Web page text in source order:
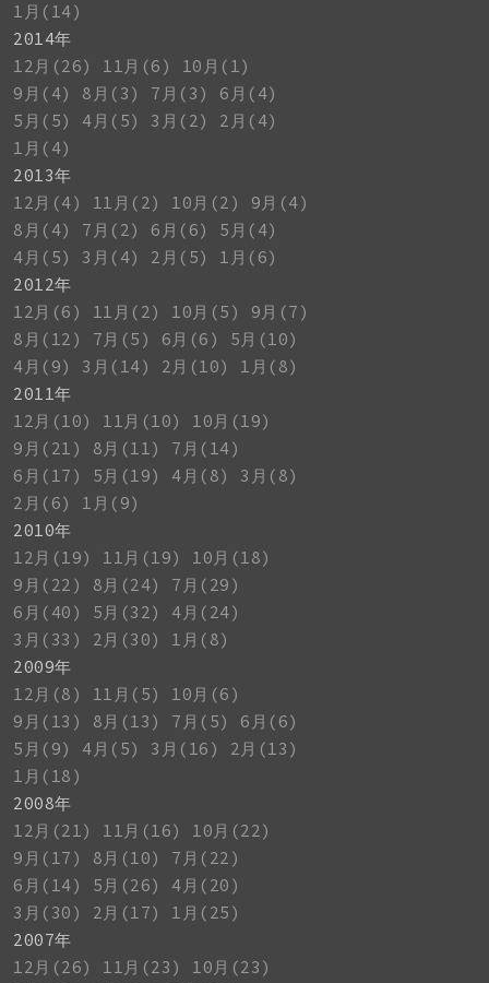
1月(14)
2014年
12月(26)
11月(6)
10月(1)
9月(4)
8月(3) 7月(3)
6月(4)
5月(5)
4月(5) 3月(2)
2月(4)
1月(4)
2013年
12月(4)
11月(2) 10月(2)
9月(4)
8月(4)
7月(2) 6月(6)
5月(4)
4月(5)
3月(4) 2月(5)
1月(6)
2012年
12月(6)
11月(2) 10月(5)
9月(7)
8月(12)
7月(5) 6月(6)
5月(10)
4月(9)
3月(14) 2月(10)
1月(8)
2011年
12月(10)
11月(10)
10月(19)
9月(21)
8月(11)
7月(14)
6月(17)
5月(19) 4月(8)
3月(8)
2月(6)
1月(9)
2010年
12月(19)
11月(19)
10月(18)
9月(22)
8月(24)
7月(29)
6月(40)
5月(32)
4月(24)
3月(33)
2月(30)
1月(8)
2009年
12月(8)
11月(5)
10月(6)
9月(13)
8月(13) 7月(5)
6月(6)
5月(9)
4月(5) 3月(16)
2月(13)
1月(18)
2008年
12月(21)
11月(16)
10月(22)
9月(17)
8月(10)
7月(22)
6月(14)
5月(26)
4月(20)
3月(30)
2月(17)
1月(25)
2007年
12月(26)
11月(23)
10月(23)